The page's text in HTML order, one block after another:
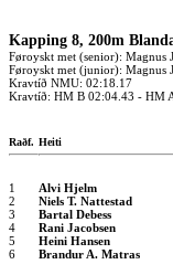
Kapping 8, 200m
Føroyskt met (senior): Magnus
Føroyskt met (junior): Magnus
Kravtíð NMU: 02:18.17
Kravtíð: HM B 02:04.43 - HM
Raðf. Heiti
1 Alvi Hjelm
2
Niels T. Nattestad
3
Bartal Debess
4
Rani Jacobsen
5
Heini Hansen
6
Brandur A. Matras